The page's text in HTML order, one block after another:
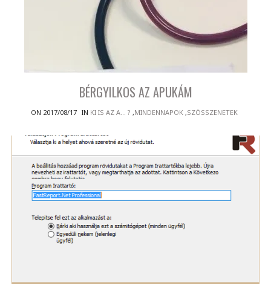
BÉRGYILKOS AZ APUKÁM
ON 2017/08/17 IN KI IS AZ A... ? ,MINDENNAPOK,SZÖSSZENETEK